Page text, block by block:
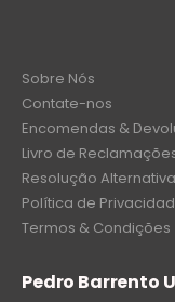
Sobre Nós
Contate-nos
Encomendas &
Livro de
Resolução
Política de
Termos & Condições
Pedro Barrento